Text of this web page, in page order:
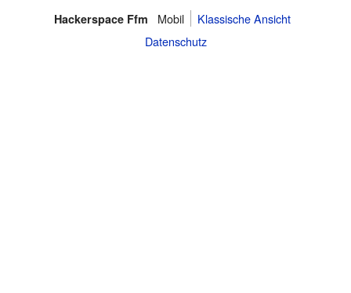
Hackerspace Ffm Mobil
Klassische Ansicht
Datenschutz